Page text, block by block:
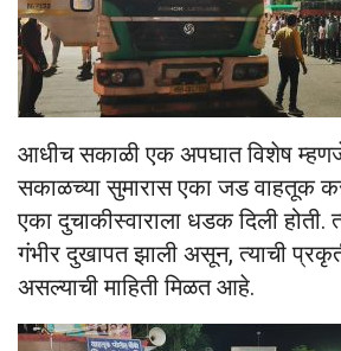
आधीच सकाळी एक अपघात विशेष
सकाळच्या सुमारास एका जड वाहतूक
एका दुचाकीस्वाराला धडक दिली होती.
गंभीर दुखापत झाली असून, त्याची
असल्याची माहिती मिळत आहे.